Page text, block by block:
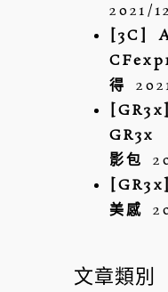
2021/
[3C]
得
GR3x
影包
美感
文章類別